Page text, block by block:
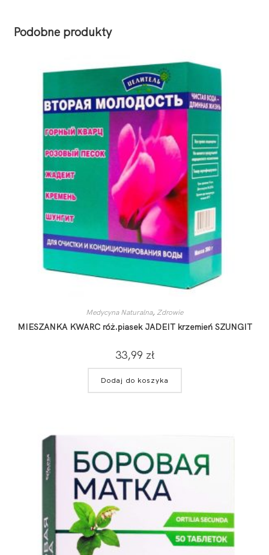
Podobne produkty
Medycyna Naturalna,Zdrowie
MIESZANKA KWARC róż.piasek JADEIT krzemień SZUNGIT
33,99 zł
Dodaj do koszyka